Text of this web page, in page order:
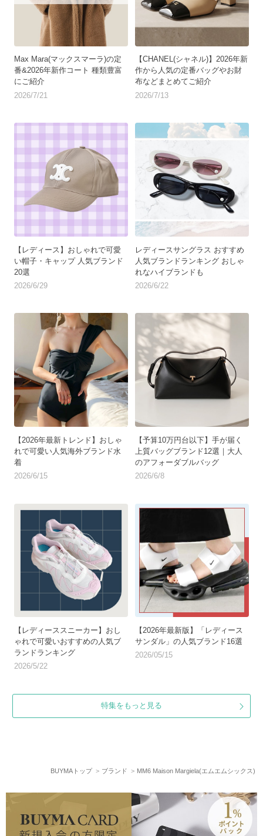
Max Mara(マックスマーラ)の定
番&2026年新作コート 種類豊富
にご紹介
2026/7/21
【CHANEL(シャネル)】2026年新
作から人気の定番バッグやお財
布などまとめてご紹介
2026/7/13
【レディース】おしゃれで可愛
い帽子・キャップ 人気ブランド
20選
2026/6/29
レディースサングラス おすすめ
人気ブランドランキング おしゃ
れなハイブランドも
2026/6/22
【2026年最新トレンド】おしゃ
れで可愛い人気海外ブランド水
着
2026/6/15
【予算10万円台以下】手が届く
上質バッグブランド12選｜大人
のアフォーダブルバッグ
2026/6/8
【レディーススニーカー】おし
ゃれで可愛いおすすめの人気ブ
ランドランキング
2026/5/22
【2026年最新版】「レディース
サンダル」の人気ブランド16選
2026/05/15
特集をもっと見る
BUYMAトップ ブランド MM6 Maison Margiela(エムエムシックス)